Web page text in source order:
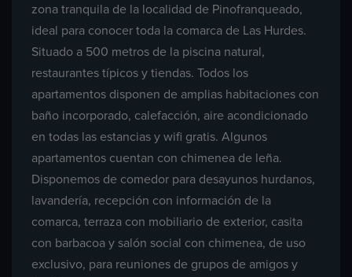
zona tranquila de la localidad de Pinofranqueado,
ideal para conocer toda la comarca de Las Hurdes.
Situado a 500 metros de la piscina natural,
restaurantes típicos y tiendas. Todos los
apartamentos disponen de amplias habitaciones con
baño incorporado, calefacción, aire acondicionado
en todas las estancias y wifi gratis. Algunos
apartamentos cuentan con chimenea de leña.
Disponemos de comedor para desayunos hurdanos,
lavandería, recepción con información de la
comarca, terraza con mobiliario de exterior, casita
con barbacoa y salón social con chimenea, de uso
exclusivo, para reuniones de grupos de amigos y